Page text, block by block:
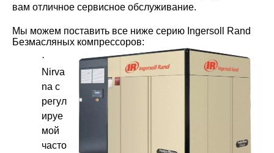
вам отличное сервисное обслуживание.
Мы можем поставить все ниже серию Ingersoll Rand
Безмасляных компрессоров:
·
Nirva
na с
регул
ируе
мой
часто